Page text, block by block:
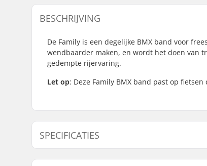
BESCHRIJVING
De Family is een degelijke BMX band voor
wendbaarder maken, en wordt het doen van
gedempte rijervaring.
Let op: Deze Family BMX band past op
SPECIFICATIES
BMX Discipline: